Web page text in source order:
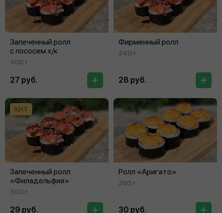
Запеченный ролл
с лососем х/к
300 г
27 руб.
Фирменный ролл
240 г
28 руб.
Запеченный ролл
«Филадельфия»
ХИТ
300 г
29 руб.
Ролл «Аригато»
280 г
30 руб.